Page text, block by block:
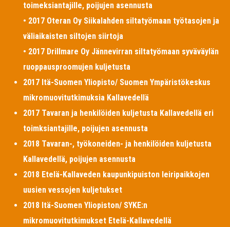
toimeksiantajille, poijujen asennusta
• 2017 Oteran Oy Siikalahden siltatyömaan työtasojen ja
väliaikaisten siltojen siirtoja
• 2017 Drillmare Oy Jännevirran siltatyömaan syväväylän
ruoppausproomujen kuljetusta
2017 Itä-Suomen Yliopisto/ Suomen Ympäristökeskus
mikromuovitutkimuksia Kallavedellä
2017 Tavaran ja henkilöiden kuljetusta Kallavedellä eri
toimksiantajille, poijujen asennusta
2018 Tavaran-, työkoneiden- ja henkilöiden kuljetusta
Kallavedellä, poijujen asennusta
2018 Etelä-Kallaveden kaupunkipuiston leiripaikkojen
uusien vessojen kuljetukset
2018 Itä-Suomen Yliopiston/ SYKE:n
mikromuovitutkimukset Etelä-Kallavedellä